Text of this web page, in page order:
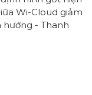
Wi-Cloud giảm
hướng - Thanh
cả nam & nữ